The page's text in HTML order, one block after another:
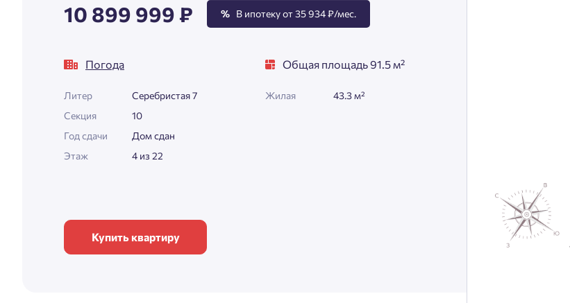
10 899 999 ₽ % В ипотеку от 35 934 ₽/мес.
Погода
Литер
Серебристая 7
Секция
10
Год сдачи
Дом сдан
Этаж
4 из 22
Общая площадь 91.5 м²
Жилая 43.3 м²
Купить квартиру